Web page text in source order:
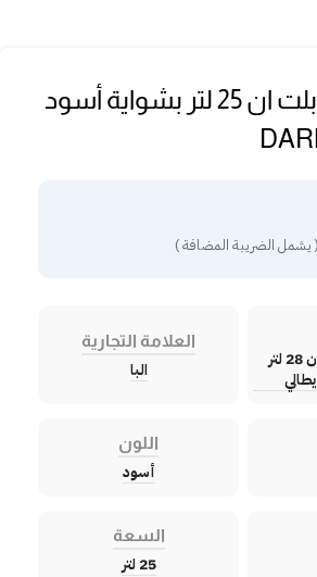
ميكرويف البا بلت ان 25 لتر بشواية أسود
( يشمل الضريبة المضافة )
ميكرويف البا بلت ان 28 لتر
العلامة التجارية
البا
اللون
أسود
السعة
25 لتر